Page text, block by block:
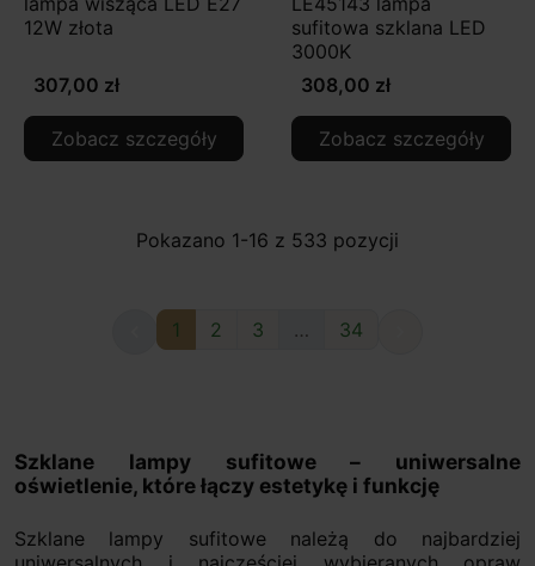
12W złota
307,00 zł
Zobacz szczegóły
sufitowa szklana LED
3000K
308,00 zł
Zobacz szczegóły
Pokazano 1-16 z 533 pozycji
1 2 3 … 34
Szklane lampy sufitowe – uniwersalne
oświetlenie, które łączy estetykę i funkcję
Szklane lampy sufitowe należą do najbardziej